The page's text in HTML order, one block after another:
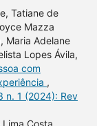
Tatiane de
Mazza
Maria Adelane
Lopes Ávila,
com
,
n. 1 (2024): Rev